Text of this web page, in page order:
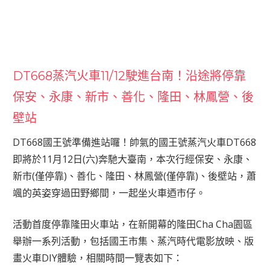
DT668蒸汽火車11/12駛進台南！沿途將停靠
保安、永康、新市、善化、隆田、林鳳營、後
壁站
DT668國王號準備進站囉！帥氣的國王號蒸汽火車DT668
即將於11月12日(六)奔馳大臺南，本次行經保安、永康、
新市(僅停靠)、善化、隆田、林鳳營(僅停靠)、後壁站，蕭
颯的英姿穿過田野鄉間，一起坐火車迺市仔。
活動首度停靠隆田火車站，在新開幕的隆田Cha Cha園區
舉辦一系列活動，包括國王市集、蒸汽時代電影放映、版
畫火車DIY體驗，相關時間一覽表如下：